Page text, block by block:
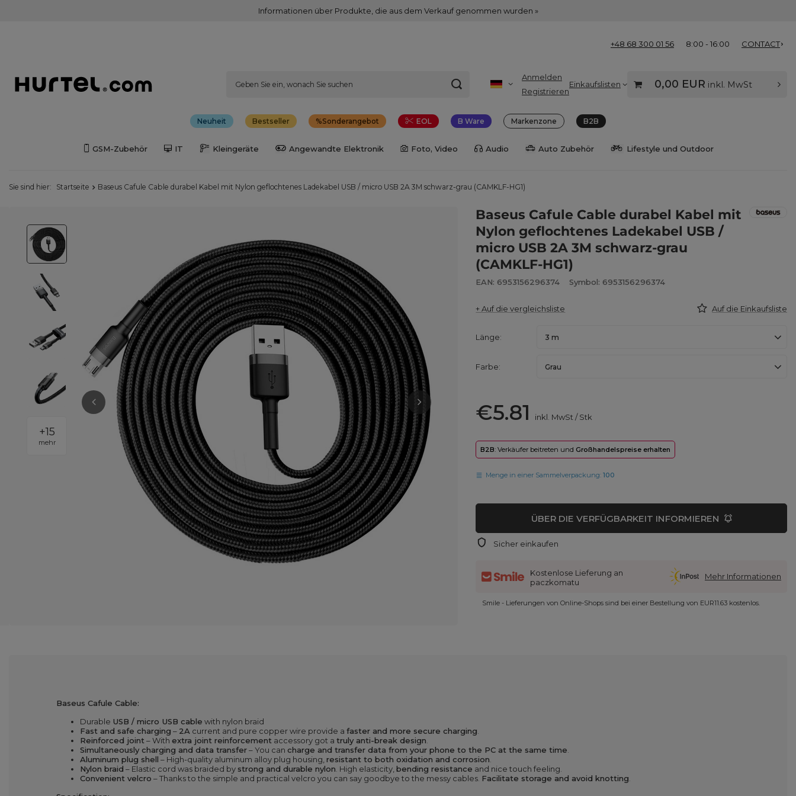
Informationen über Produkte, die aus dem Verkauf genommen wurden »
+48 68 300 01 56 8:00 - 16:00 CONTACT
Anmelden
Registrieren
Einkaufslisten 0,00 EUR inkl. MwSt
Neuheit Bestseller Sonderangebot EOL B Ware Markenzone B2B
GSM-Zubehör IT Kleingeräte Angewandte Elektronik Foto, Video Audio Auto Zubehör Lifestyle und Outdoor
Sie sind hier: Startseite Baseus Cafule Cable durabel Kabel mit Nylon geflochtenes Ladekabel USB / micro USB 2A 3M schwarz-grau (CAMKLF-HG1)
+15
mehr
Baseus Cafule Cable durabel Kabel mit
Nylon geflochtenes Ladekabel USB /
micro USB 2A 3M schwarz-grau
(CAMKLF-HG1)
EAN: 6953156296374 Symbol: 6953156296374
+ Auf die vergleichsliste Auf die Einkaufsliste
Länge 3 m
Farbe Grau
€5.81 inkl. MwSt /Stk
B2B: Verkäufer beitreten und Großhandelspreise erhalten
Menge in einer Sammelverpackung:100
ÜBER DIE VERFÜGBARKEIT INFORMIEREN
Sicher einkaufen
Kostenlose Lieferung an
paczkomatu
Mehr Informationen
Smile - Lieferungen von Online-Shops sind bei einer Bestellung von EUR11.63 kostenlos.
Baseus Cafule Cable:
Durable USB / micro USB cable with nylon braid
Fast and safe charging – 2A current and pure copper wire provide a faster and more secure charging
Reinforced joint – With extra joint reinforcement accessory got a truly anti-break design
Simultaneously charging and data transfer– You can charge and transfer data from your phone to the PC at the same time
Aluminum plug shell – High-quality aluminum alloy plug housing, resistant to both oxidation and corrosion
Nylon braid – Elastic cord was braided bystrong and durable nylon . High elasticity, bending resistance and nice touch feeling.
Convenient velcro – Thanks to the simple and practical velcro you can say goodbye to the messy cables. Facilitate storage and avoid knotting